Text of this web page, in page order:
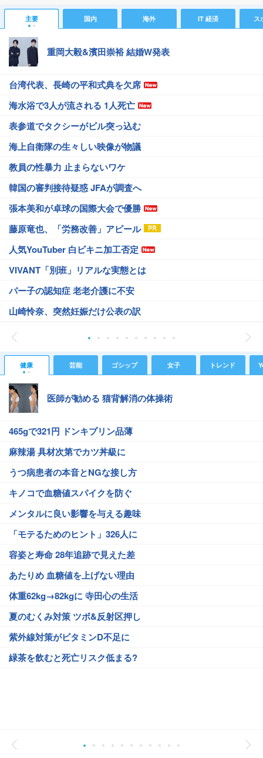
主要 国内 海外 IT 経済 ス
重岡大毅&濱田崇裕 結婚W発表
台湾代表、長崎の平和式典を欠席
海水浴で3人が流される 1人死亡
表参道でタクシーがビル突っ込む
海上自衛隊の生々しい映像が物議
教員の性暴力 止まらないワケ
韓国の審判接待疑惑 JFAが調査へ
張本美和が卓球の国際大会で優勝
藤原竜也、「労務改善」アピール
人気YouTuber 白ビキニ加工否定
VIVANT「別班」リアルな実態とは
パー子の認知症 老老介護に不安
山崎怜奈、突然妊娠だけ公表の訳
健康 芸能 ゴシップ 女子 トレンド
医師が勧める 猫背解消の体操術
465gで321円 ドンキプリン品薄
麻辣湯 具材次第でカツ丼級に
うつ病患者の本音とNGな接し方
キノコで血糖値スパイクを防ぐ
メンタルに良い影響を与える趣味
「モテるためのヒント」326人に
容姿と寿命 28年追跡で見えた差
あたりめ 血糖値を上げない理由
体重62kg→82kgに 寺田心の生活
夏のむくみ対策 ツボ&反射区押し
紫外線対策がビタミンD不足に
緑茶を飲むと死亡リスク低まる?